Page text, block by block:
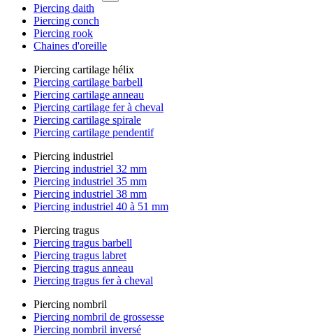
Piercing daith
Piercing conch
Piercing rook
Chaines d'oreille
Piercing cartilage hélix
Piercing cartilage barbell
Piercing cartilage anneau
Piercing cartilage fer à cheval
Piercing cartilage spirale
Piercing cartilage pendentif
Piercing industriel
Piercing industriel 32 mm
Piercing industriel 35 mm
Piercing industriel 38 mm
Piercing industriel 40 à 51 mm
Piercing tragus
Piercing tragus barbell
Piercing tragus labret
Piercing tragus anneau
Piercing tragus fer à cheval
Piercing nombril
Piercing nombril de grossesse
Piercing nombril inversé